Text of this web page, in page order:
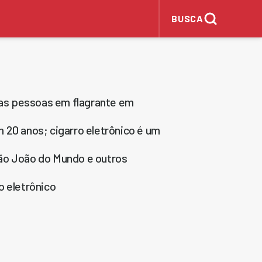
BUSCA
pessoas em flagrante em
20 anos; cigarro eletrônico é um
João do Mundo e outros
eletrônico